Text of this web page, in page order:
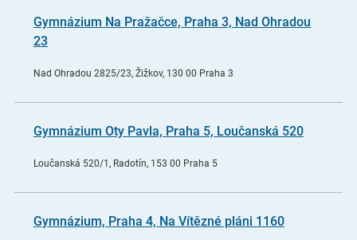
Gymnázium Na Pražačce, Praha 3, Nad Ohradou
23
Nad Ohradou 2825/23, Žižkov, 130 00 Praha 3
Gymnázium Oty Pavla, Praha 5, Loučanská 520
Loučanská 520/1, Radotín, 153 00 Praha 5
Gymnázium, Praha 4, Na Vítězné pláni 1160